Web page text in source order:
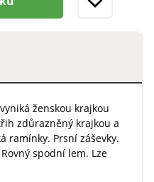
ženskou krajkou
zdůrazněný krajkou a
ramínky. Prsní záševky.
spodní lem. Lze